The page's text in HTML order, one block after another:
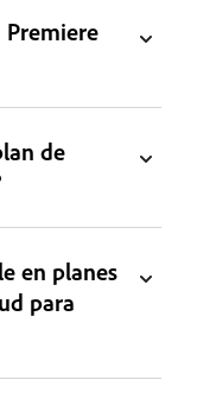
Premiere
de
en planes
para